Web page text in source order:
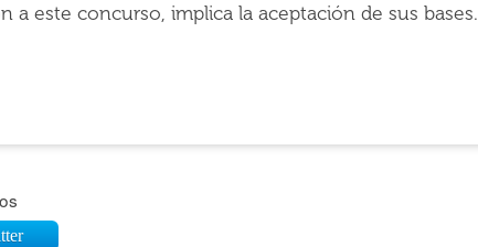
a este concurso, implica la aceptación de sus bases.